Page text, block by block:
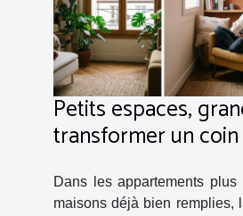
Petits espaces,
transformer un
Dans les appartements
maisons déjà bien remplies,